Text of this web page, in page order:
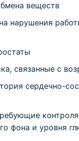
веществ
нарушения
связанные с
сердечно-
контроля
фона и уровня